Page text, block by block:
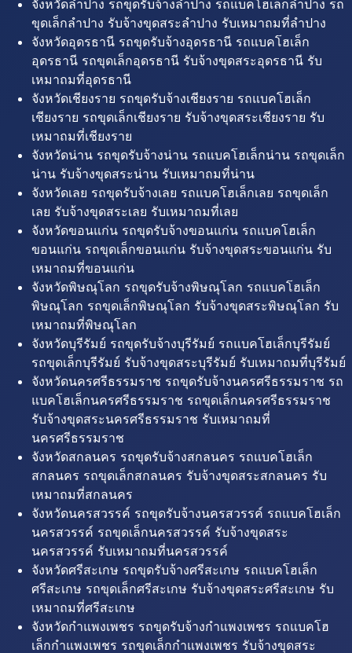
จังหวัดลำปาง รถขุดรับจ้างลำปาง รถแบคโฮเล็กลำปาง รถ
ขุดเล็กลำปาง รับจ้างขุดสระลำปาง รับเหมาถมที่ลำปาง
จังหวัดอุดรธานี รถขุดรับจ้างอุดรธานี รถแบคโฮเล็ก
อุดรธานี รถขุดเล็กอุดรธานี รับจ้างขุดสระอุดรธานี รับ
เหมาถมที่อุดรธานี
จังหวัดเชียงราย รถขุดรับจ้างเชียงราย รถแบคโฮเล็ก
เชียงราย รถขุดเล็กเชียงราย รับจ้างขุดสระเชียงราย รับ
เหมาถมที่เชียงราย
จังหวัดน่าน รถขุดรับจ้างน่าน รถแบคโฮเล็กน่าน รถขุดเล็ก
น่าน รับจ้างขุดสระน่าน รับเหมาถมที่น่าน
จังหวัดเลย รถขุดรับจ้างเลย รถแบคโฮเล็กเลย รถขุดเล็ก
เลย รับจ้างขุดสระเลย รับเหมาถมที่เลย
จังหวัดขอนแก่น รถขุดรับจ้างขอนแก่น รถแบคโฮเล็ก
ขอนแก่น รถขุดเล็กขอนแก่น รับจ้างขุดสระขอนแก่น รับ
เหมาถมที่ขอนแก่น
จังหวัดพิษณุโลก รถขุดรับจ้างพิษณุโลก รถแบคโฮเล็ก
พิษณุโลก รถขุดเล็กพิษณุโลก รับจ้างขุดสระพิษณุโลก รับ
เหมาถมที่พิษณุโลก
จังหวัดบุรีรัมย์ รถขุดรับจ้างบุรีรัมย์ รถแบคโฮเล็กบุรีรัมย์
รถขุดเล็กบุรีรัมย์ รับจ้างขุดสระบุรีรัมย์ รับเหมาถมที่บุรีรัมย์
จังหวัดนครศรีธรรมราช รถขุดรับจ้างนครศรีธรรมราช รถ
แบคโฮเล็กนครศรีธรรมราช รถขุดเล็กนครศรีธรรมราช
รับจ้างขุดสระนครศรีธรรมราช รับเหมาถมที่
นครศรีธรรมราช
จังหวัดสกลนคร รถขุดรับจ้างสกลนคร รถแบคโฮเล็ก
สกลนคร รถขุดเล็กสกลนคร รับจ้างขุดสระสกลนคร รับ
เหมาถมที่สกลนคร
จังหวัดนครสวรรค์ รถขุดรับจ้างนครสวรรค์ รถแบคโฮเล็ก
นครสวรรค์ รถขุดเล็กนครสวรรค์ รับจ้างขุดสระ
นครสวรรค์ รับเหมาถมที่นครสวรรค์
จังหวัดศรีสะเกษ รถขุดรับจ้างศรีสะเกษ รถแบคโฮเล็ก
ศรีสะเกษ รถขุดเล็กศรีสะเกษ รับจ้างขุดสระศรีสะเกษ รับ
เหมาถมที่ศรีสะเกษ
จังหวัดกำแพงเพชร รถขุดรับจ้างกำแพงเพชร รถแบคโฮ
เล็กกำแพงเพชร รถขุดเล็กกำแพงเพชร รับจ้างขุดสระ